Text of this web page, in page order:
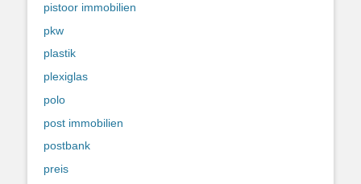
pistoor immobilien
pkw
plastik
plexiglas
polo
post immobilien
postbank
preis